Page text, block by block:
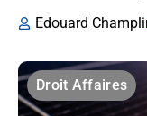
Edouard
Droit Affaires